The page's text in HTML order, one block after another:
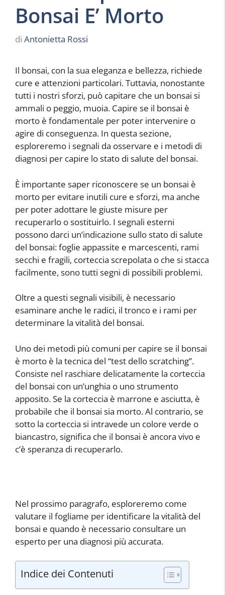
Bonsai E’ Morto
di Antonietta Rossi
Il bonsai, con la sua eleganza e bellezza, richiede
cure e attenzioni particolari. Tuttavia, nonostante
tutti i nostri sforzi, può capitare che un bonsai si
ammali o peggio, muoia. Capire se il bonsai è
morto è fondamentale per poter intervenire o
agire di conseguenza. In questa sezione,
esploreremo i segnali da osservare e i metodi di
diagnosi per capire lo stato di salute del bonsai.
È importante saper riconoscere se un bonsai è
morto per evitare inutili cure e sforzi, ma anche
per poter adottare le giuste misure per
recuperarlo o sostituirlo. I segnali esterni
possono darci un’indicazione sullo stato di salute
del bonsai: foglie appassite e marcescenti, rami
secchi e fragili, corteccia screpolata o che si stacca
facilmente, sono tutti segni di possibili problemi.
Oltre a questi segnali visibili, è necessario
esaminare anche le radici, il tronco e i rami per
determinare la vitalità del bonsai.
Uno dei metodi più comuni per capire se il bonsai
è morto è la tecnica del “test dello scratching”.
Consiste nel raschiare delicatamente la corteccia
del bonsai con un’unghia o uno strumento
apposito. Se la corteccia è marrone e asciutta, è
probabile che il bonsai sia morto. Al contrario, se
sotto la corteccia si intravede un colore verde o
biancastro, significa che il bonsai è ancora vivo e
c’è speranza di recuperarlo.
Nel prossimo paragrafo, esploreremo come
valutare il fogliame per identificare la vitalità del
bonsai e quando è necessario consultare un
esperto per una diagnosi più accurata.
Indice dei Contenuti